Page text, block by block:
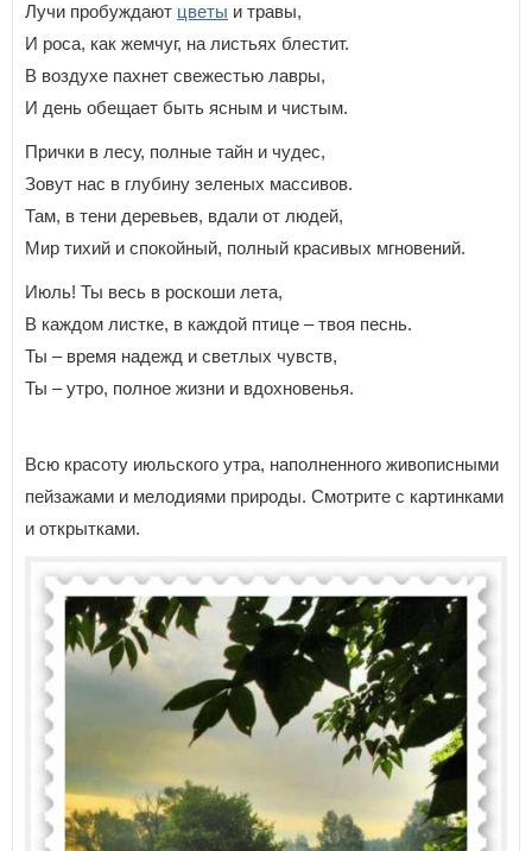
Лучи пробуждают цветы и травы,
И роса, как жемчуг, на листьях блестит.
В воздухе пахнет свежестью лавры,
И день обещает быть ясным и чистым.
Прички в лесу, полные тайн и чудес,
Зовут нас в глубину зеленых массивов.
Там, в тени деревьев, вдали от людей,
Мир тихий и спокойный, полный красивых мгновений.
Июль! Ты весь в роскоши лета,
В каждом листке, в каждой птице – твоя песнь.
Ты – время надежд и светлых чувств,
Ты – утро, полное жизни и вдохновенья.
Всю красоту июльского утра, наполненного живописными
пейзажами и мелодиями природы. Смотрите с картинками
и открытками.